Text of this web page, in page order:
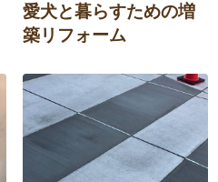
愛犬と暮らすための増
築リフォーム